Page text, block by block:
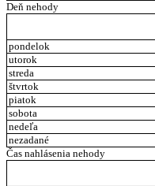
Deň nehody
pondelok
utorok
streda
štvrtok
piatok
sobota
nedeľa
nezadané
Čas nahlásenia nehody